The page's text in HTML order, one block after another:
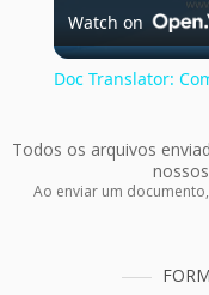
Watch on
Doc Translator:
Todos os arquivos
Ao enviar um